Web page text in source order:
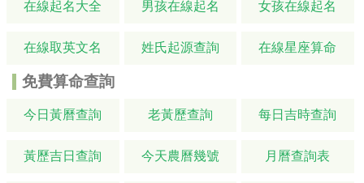
在線起名大全 男孩在線起名 女孩在線起名
在線取英文名 姓氏起源查詢 在線星座算命
免費算命查詢
今日黃曆查詢 老黃歷查詢 每日吉時查詢
黃歷吉日查詢 今天農曆幾號 月曆查詢表